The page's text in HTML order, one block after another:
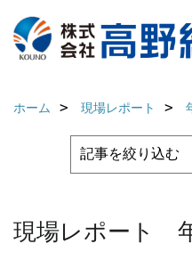
ホーム 現場レポート
現場レポート